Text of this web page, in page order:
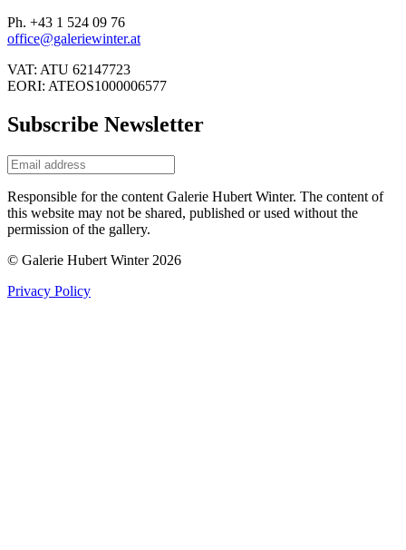
Ph. +43 1 524 09 76
office@galeriewinter.at
VAT: ATU 62147723
EORI: ATEOS1000006577
Subscribe Newsletter
Responsible for the content Galerie Hubert Winter. The content of
this website may not be shared, published or used without the
permission of the gallery.
© Galerie Hubert Winter 2026
Privacy Policy